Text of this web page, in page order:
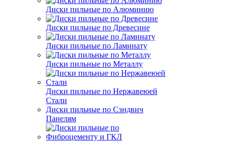
Диски пильные по Алюминию
Диски пильные по Древесине
Диски пильные по Ламинату
Диски пильные по Металлу
Диски пильные по Нержавеюей
Стали
Диски пильные по Сэндвич
Панелям